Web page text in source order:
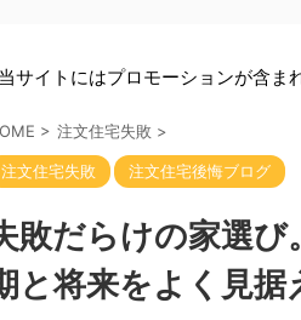
サイトにはプロモーションが含ま
> 注文住宅失敗 >
注文住宅失敗 注文住宅後悔ブログ
敗だらけの家選
と将来をよく見